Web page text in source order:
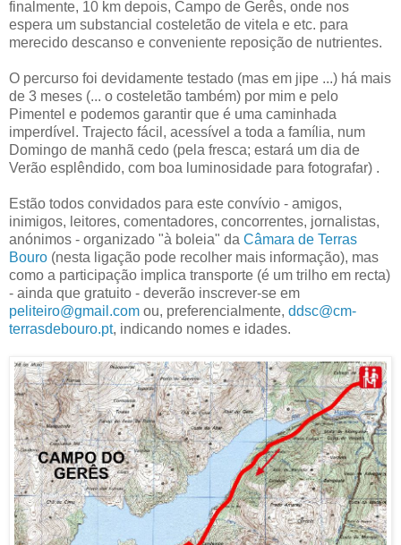
finalmente, 10 km depois, Campo de Gerês, onde nos
espera um substancial costeletão de vitela e etc. para
merecido descanso e conveniente reposição de nutrientes.
O percurso foi devidamente testado (mas em jipe ...) há mais
de 3 meses (... o costeletão também) por mim e pelo
Pimentel e podemos garantir que é uma caminhada
imperdível. Trajecto fácil, acessível a toda a família, num
Domingo de manhã cedo (pela fresca; estará um dia de
Verão esplêndido, com boa luminosidade para fotografar) .
Estão todos convidados para este convívio - amigos,
inimigos, leitores, comentadores, concorrentes, jornalistas,
anónimos - organizado "à boleia" da Câmara de Terras
Bouro (nesta ligação pode recolher mais informação), mas
como a participação implica transporte (é um trilho em recta)
- ainda que gratuito - deverão inscrever-se em
peliteiro@gmail.com ou, preferencialmente, ddsc@cm-
terrasdebouro.pt, indicando nomes e idades.